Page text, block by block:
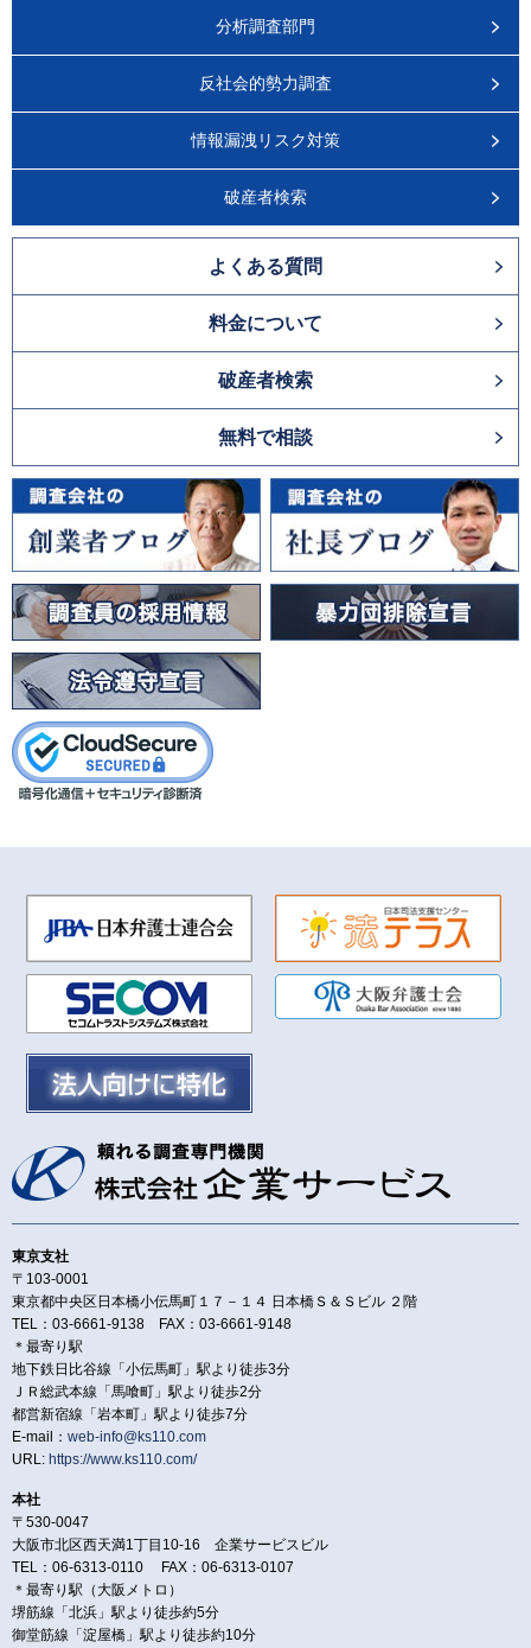
分析調査部門
反社会的勢力調査
情報漏洩リスク対策
破産者検索
よくある質問
料金について
破産者検索
無料で相談
東京支社
〒103-0001
東京都中央区日本橋小伝馬町１７－１４ 日本橋Ｓ＆Ｓビル ２階
TEL：03-6661-9138 FAX：03-6661-9148
＊最寄り駅
地下鉄日比谷線「小伝馬町」駅より徒歩3分
ＪＲ総武本線「馬喰町」駅より徒歩2分
都営新宿線「岩本町」駅より徒歩7分
E-mail： web-info@ks110.com
URL: https://www.ks110.com/
本社
〒530-0047
大阪市北区西天満1丁目10-16 企業サービスビル
TEL：06-6313-0110 FAX：06-6313-0107
＊最寄り駅（大阪メトロ）
堺筋線「北浜」駅より徒歩約5分
御堂筋線「淀屋橋」駅より徒歩約10分